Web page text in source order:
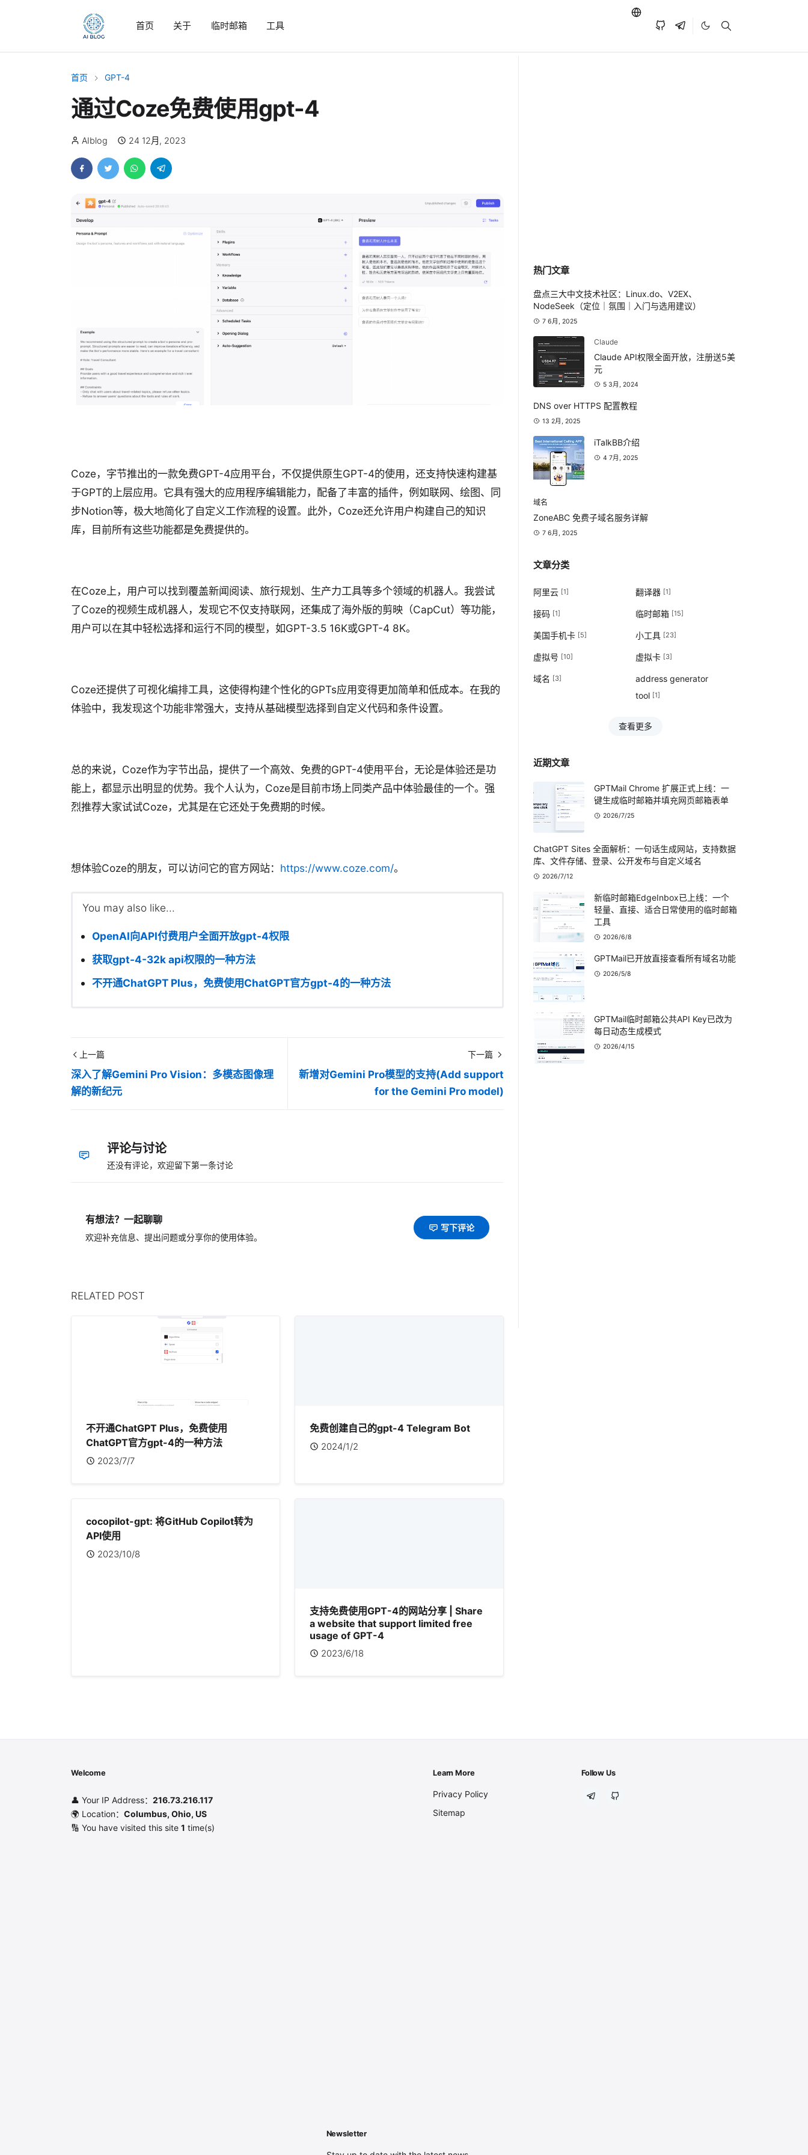
首页 关于 临时邮箱 工具
首页 GPT-4
通过Coze免费使用gpt-4
AIblog 24 12月, 2023
Coze，字节推出的一款免费GPT-4应用平台，不仅提供原生GPT-4的使用，还支持快速构建基
于GPT的上层应用。它具有强大的应用程序编辑能力，配备了丰富的插件，例如联网、绘图、同
步Notion等，极大地简化了自定义工作流程的设置。此外，Coze还允许用户构建自己的知识
库，目前所有这些功能都是免费提供的。
在Coze上，用户可以找到覆盖新闻阅读、旅行规划、生产力工具等多个领域的机器人。我尝试
了Coze的视频生成机器人，发现它不仅支持联网，还集成了海外版的剪映（CapCut）等功能，
用户可以在其中轻松选择和运行不同的模型，如GPT-3.5 16K或GPT-4 8K。
Coze还提供了可视化编排工具，这使得构建个性化的GPTs应用变得更加简单和低成本。在我的
体验中，我发现这个功能非常强大，支持从基础模型选择到自定义代码和条件设置。
总的来说，Coze作为字节出品，提供了一个高效、免费的GPT-4使用平台，无论是体验还是功
能上，都显示出明显的优势。我个人认为，Coze是目前市场上同类产品中体验最佳的一个。强
烈推荐大家试试Coze，尤其是在它还处于免费期的时候。
想体验Coze的朋友，可以访问它的官方网站： https://www.coze.com/。
You may also like...
OpenAI向API付费用户全面开放gpt-4权限
获取gpt-4-32k api权限的一种方法
不开通ChatGPT Plus，免费使用ChatGPT官方gpt-4的一种方法
上一篇
深入了解Gemini Pro Vision：多模态图像理
解的新纪元
下一篇
新增对Gemini Pro模型的支持(Add support
for the Gemini Pro model)
评论与讨论
还没有评论，欢迎留下第一条讨论
有想法？一起聊聊
欢迎补充信息、提出问题或分享你的使用体验。
写下评论
RELATED POST
不开通ChatGPT Plus，免费使用
ChatGPT官方gpt-4的一种方法
2023/7/7
免费创建自己的gpt-4 Telegram Bot
2024/1/2
cocopilot-gpt: 将GitHub Copilot转为
API使用
2023/10/8
支持免费使用GPT-4的网站分享 | Share
a website that support limited free
usage of GPT-4
2023/6/18
热门文章
盘点三大中文技术社区：Linux.do、V2EX、
NodeSeek（定位｜氛围｜入门与选用建议）
7 6月, 2025
Claude
Claude API权限全面开放，注册送5美
元
5 3月, 2024
DNS over HTTPS 配置教程
13 2月, 2025
iTalkBB介绍
4 7月, 2025
域名
ZoneABC 免费子域名服务详解
7 6月, 2025
文章分类
阿里云 [1] 翻译器 [1]
接码 [1] 临时邮箱 [15]
美国手机卡 [5] 小工具 [23]
虚拟号 [10] 虚拟卡 [3]
域名 [3]
address generator
tool [1]
查看更多
近期文章
GPTMail Chrome 扩展正式上线：一
键生成临时邮箱并填充网页邮箱表单
2026/7/25
ChatGPT Sites 全面解析：一句话生成网站，支持数据
库、文件存储、登录、公开发布与自定义域名
2026/7/12
新临时邮箱EdgeInbox已上线：一个
轻量、直接、适合日常使用的临时邮箱
工具
2026/6/8
GPTMail已开放直接查看所有域名功能
2026/5/8
GPTMail临时邮箱公共API Key已改为
每日动态生成模式
2026/4/15
Welcome
👤 Your IP Address： 216.73.216.117
🌍 Location： Columbus, Ohio, US
🔢 You have visited this site 1 time(s)
Learn More
Privacy Policy
Sitemap
Follow Us
Newsletter